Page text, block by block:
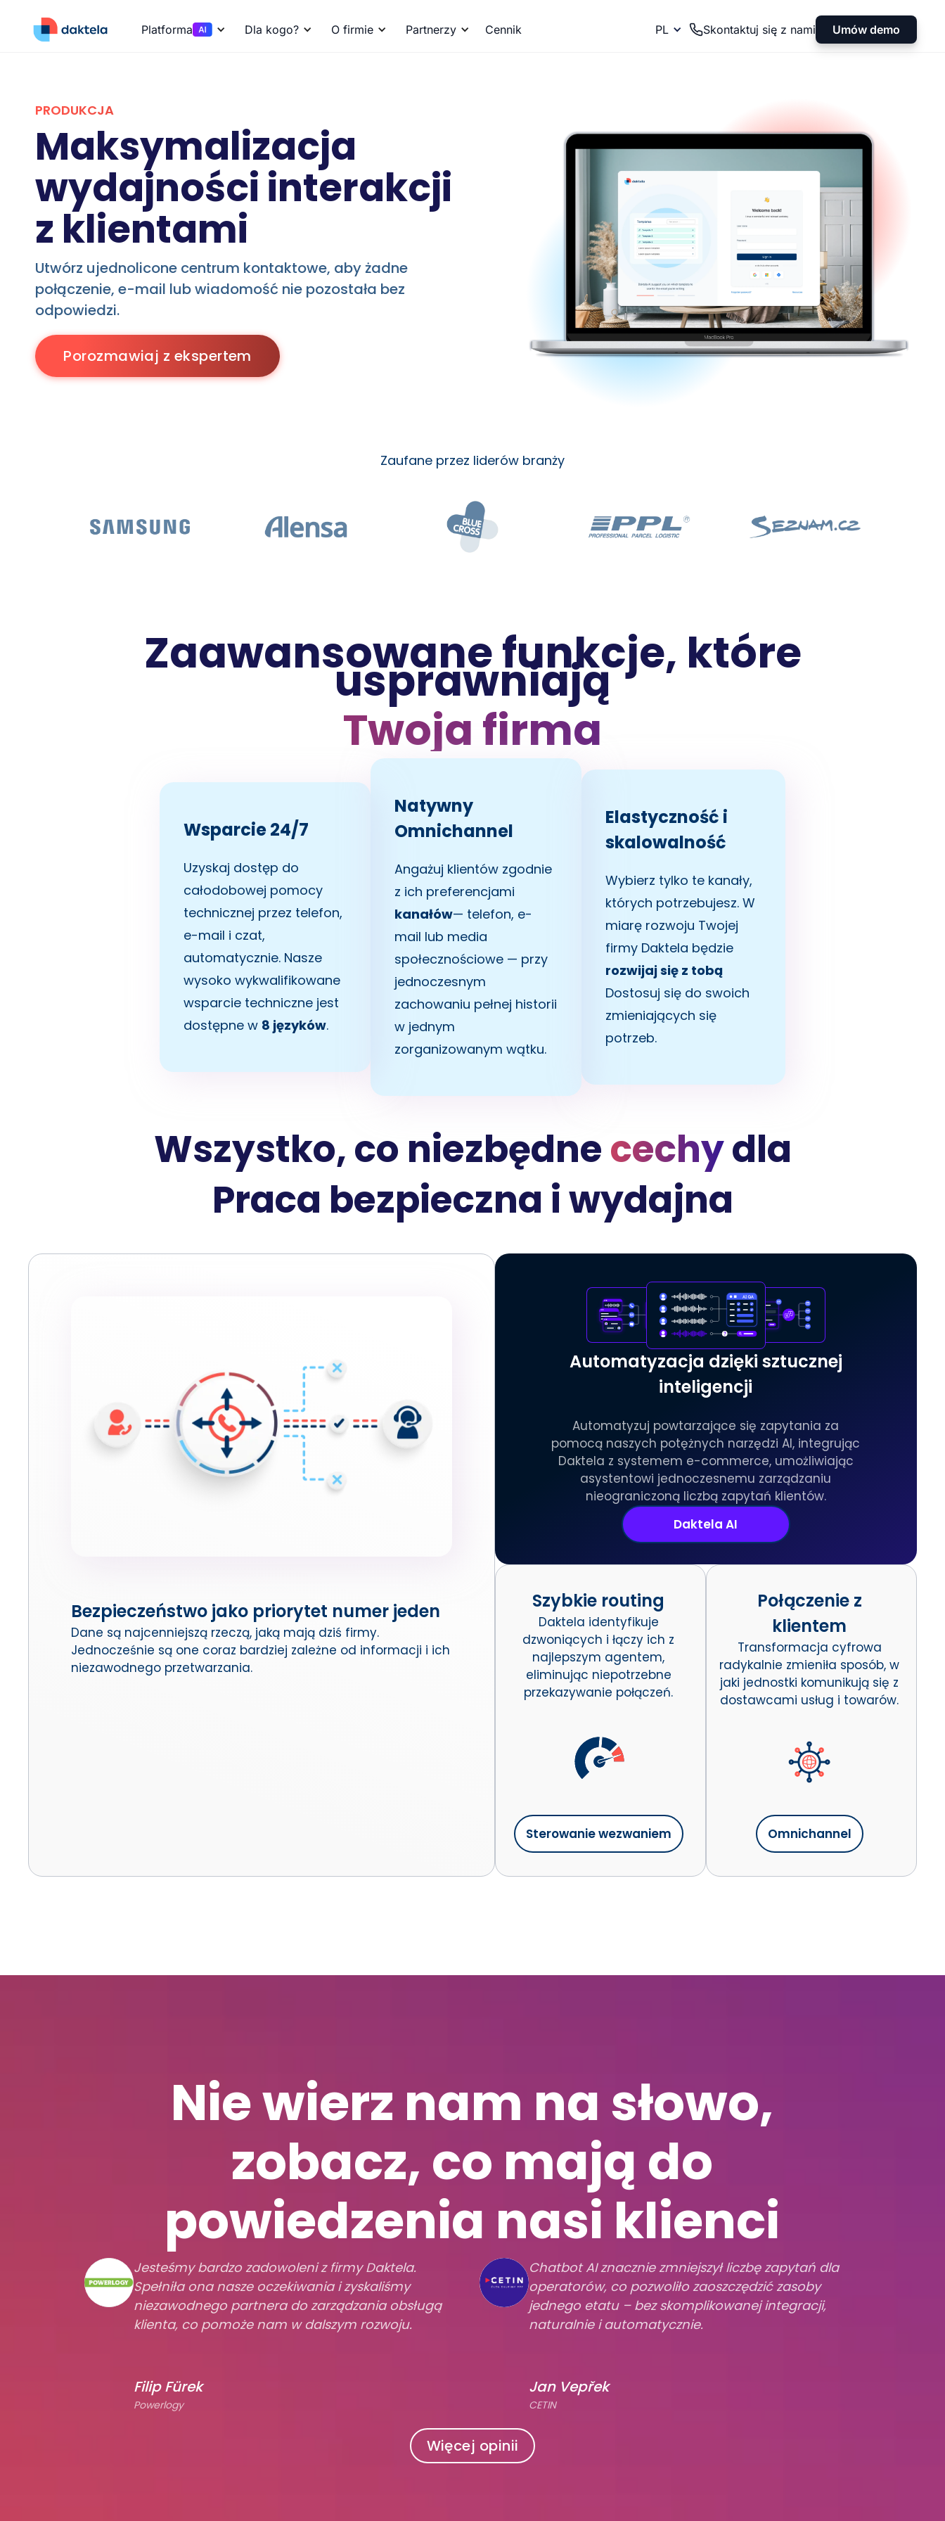
Platforma Dla kogo? O firmie Partnerzy Cennik PL Skontaktuj się z nami Umów demo
PRODUKCJA
Maksymalizacja
wydajności interakcji
z klientami
Utwórz ujednolicone centrum kontaktowe, aby żadne
połączenie, e-mail lub wiadomość nie pozostała bez
odpowiedzi.
Porozmawiaj z ekspertem
Zaufane przez liderów branży
Zaawansowane funkcje, które
usprawniają
Twoja firma
Wsparcie 24/7
Uzyskaj dostęp do
całodobowej pomocy
technicznej przez telefon,
e-mail i czat,
automatycznie. Nasze
wysoko wykwalifikowane
wsparcie techniczne jest
dostępne w 8 języków.
Natywny
Omnichannel
Angażuj klientów zgodnie
z ich preferencjami
kanałów— telefon, e-
mail lub media
społecznościowe — przy
jednoczesnym
zachowaniu pełnej historii
w jednym
zorganizowanym wątku.
Elastyczność i
skalowalność
Wybierz tylko te kanały,
których potrzebujesz. W
miarę rozwoju Twojej
firmy Daktela będzie
rozwijaj się z tobą
Dostosuj się do swoich
zmieniających się
potrzeb.
Wszystko, co niezbędnecechydla
Praca bezpieczna i wydajna
Bezpieczeństwo jako priorytet numer jeden
Dane są najcenniejszą rzeczą, jaką mają dziś firmy.
Jednocześnie są one coraz bardziej zależne od informacji i ich
niezawodnego przetwarzania.
Automatyzacja dzięki sztucznej
inteligencji
Automatyzuj powtarzające się zapytania za
pomocą naszych potężnych narzędzi AI, integrując
Daktela z systemem e-commerce, umożliwiając
asystentowi jednoczesnemu zarządzaniu
nieograniczoną liczbą zapytań klientów.
Daktela AI
Szybkie routing
Daktela identyfikuje
dzwoniących i łączy ich z
najlepszym agentem,
eliminując niepotrzebne
przekazywanie połączeń.
Sterowanie wezwaniem
Połączenie z
klientem
Transformacja cyfrowa
radykalnie zmieniła sposób, w
jaki jednostki komunikują się z
dostawcami usług i towarów.
Omnichannel
Nie wierz nam na słowo,
zobacz, co mają do
powiedzenia nasi klienci
Jesteśmy bardzo zadowoleni z firmy Daktela.
Spełniła ona nasze oczekiwania i zyskaliśmy
niezawodnego partnera do zarządzania obsługą
klienta, co pomoże nam w dalszym rozwoju.
Filip Fürek
Powerlogy
Chatbot AI znacznie zmniejszył liczbę zapytań dla
operatorów, co pozwoliło zaoszczędzić zasoby
jednego etatu – bez skomplikowanej integracji,
naturalnie i automatycznie.
Jan Vepřek
CETIN
Więcej opinii